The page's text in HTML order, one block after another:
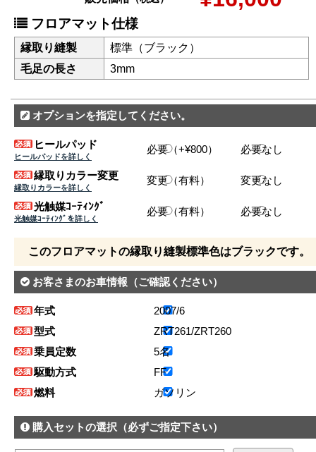
フロアマット仕様
縁取り縫製
標準（ブラック）
毛足の長さ
3mm
オプションを指定してください。
ヒールパッド
ヒールパッドを詳しく
必要（+¥800） 必要なし
縁取りカラー変更
縁取りカラーを詳しく
変更（有料） 変更なし
光触媒ｺｰﾃｨﾝｸﾞ
光触媒ｺｰﾃｨﾝｸﾞを詳しく
必要（有料） 必要なし
このフロアマットの縁取り縫製標準色はブラックです。
お客さまのお車情報 （ご確認ください）
年式
2007/6
型式
ZRT261/ZRT260
乗員定数
5名
駆動方式
FF
燃料
ガソリン
購入セットの選択 （必ずご指定下さい）